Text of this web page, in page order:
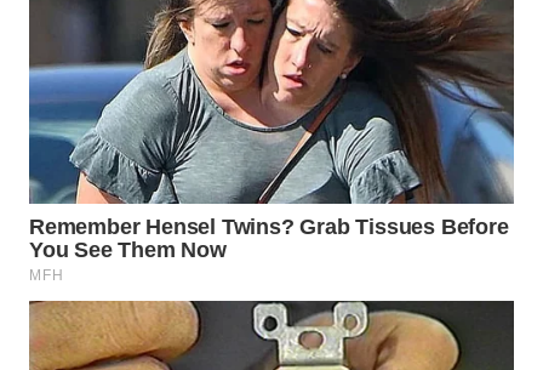
WN
KARAWANG
WN
BEKASI
WN
BOGOR
WN